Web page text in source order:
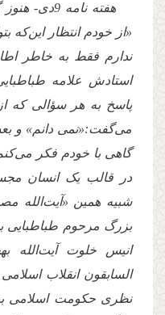
هفته نامه‌
«از خودم انتظار این‌که
ندارم فقط به خاطر
استادش علامه
پاسخ به هر سؤالی که
می‌گفت:«نمی دانم» و
گاهی با خودم فکر می‌کنم
در قالب یک انسان
شبیه همین «آیت‌الله
بزرگ مرحوم
انیس خلوت آیت‌الله
السابقون انقلاب
نظری حکومت اسلامی